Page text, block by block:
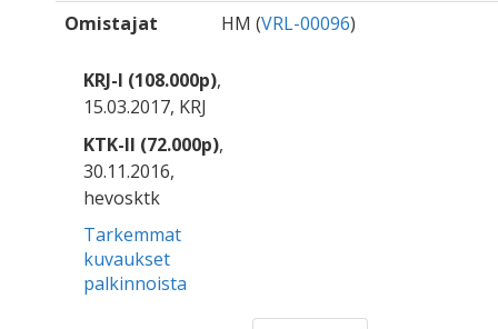
Omistajat
HM (VRL-00096)
KRJ-I (108.000p),
15.03.2017, KRJ
KTK-II (72.000p),
30.11.2016,
hevosktk
Tarkemmat
kuvaukset
palkinnoista